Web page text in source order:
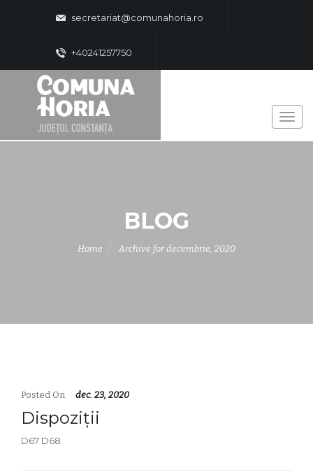
secretariat@comunahoria.ro
+40241257750
BLOG
Home Archive for decembrie, 2020
Posted On dec. 23, 2020
Dispoziții
D67 D68